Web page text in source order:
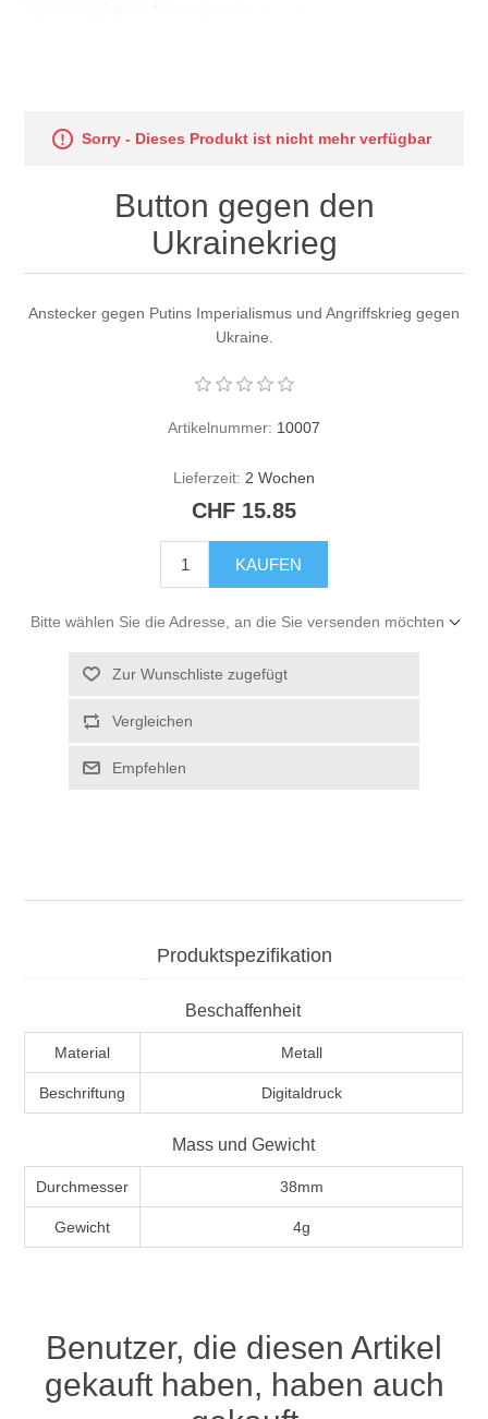
Sorry - Dieses Produkt ist nicht mehr verfügbar
Button gegen den
Ukrainekrieg
Anstecker gegen Putins Imperialismus und Angriffskrieg gegen
Ukraine.
Artikelnummer: 10007
Lieferzeit: 2 Wochen
CHF 15.85
KAUFEN
Bitte wählen Sie die Adresse, an die Sie versenden möchten
Zur Wunschliste zugefügt
Vergleichen
Empfehlen
Produktspezifikation
Beschaffenheit
Material Metall
Beschriftung Digitaldruck
Mass und Gewicht
Durchmesser 38mm
Gewicht 4g
Benutzer, die diesen Artikel
gekauft haben, haben auch